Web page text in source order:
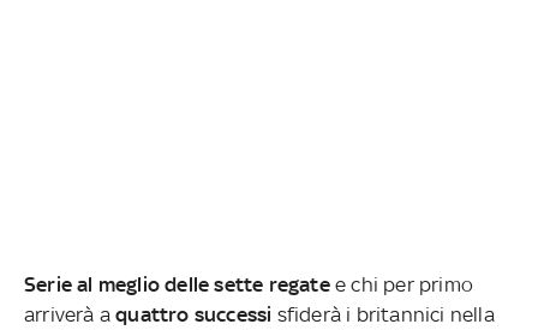
Serie al meglio delle sette regatee chi per primo
arriverà aquattro successi sfiderà i britannici nella